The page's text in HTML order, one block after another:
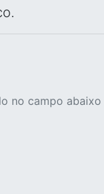
no campo abaixo